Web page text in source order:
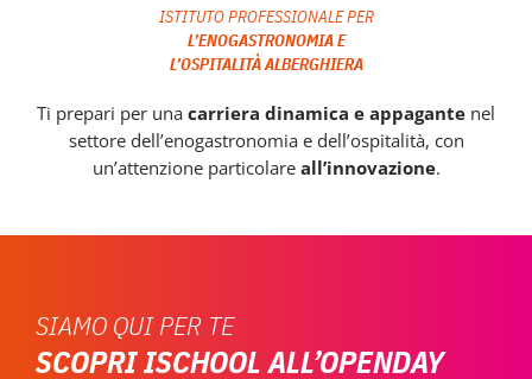
ISTITUTO PROFESSIONALE PER
L’ENOGASTRONOMIA E
L’OSPITALITÀ ALBERGHIERA
Ti prepari per una carriera dinamica e appagante nel
settore dell’enogastronomia e dell’ospitalità, con
un’attenzione particolare all’innovazione.
SIAMO QUI PER TE
SCOPRI ISCHOOL ALL’OPENDAY